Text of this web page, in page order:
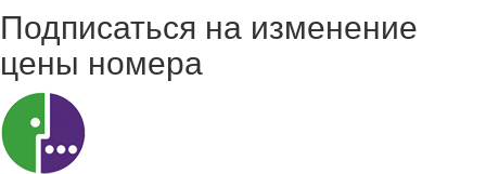
Подписаться на изменение
цены номера